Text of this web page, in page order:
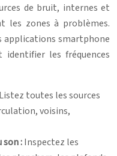
de bruit, internes et
les zones à problèmes.
applications smartphone
les fréquences
Listez toutes les sources
voisins,
son :Inspectez les